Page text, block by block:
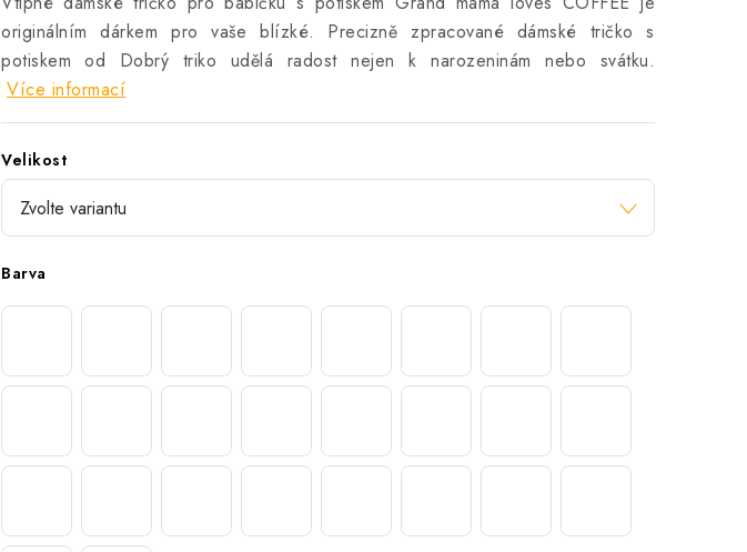
originálním dárkem pro vaše blízké. Precizně zpracované dámské tričko s
potiskem od Dobrý triko udělá radost nejen k narozeninám nebo svátku.
Více informací
Velikost
Barva